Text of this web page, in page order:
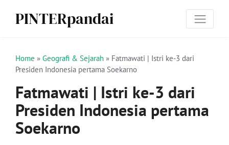
PINTERpandai
Home » Geografi & Sejarah » Fatmawati | Istri ke-3 dari
Presiden Indonesia pertama Soekarno
Fatmawati | Istri ke-3 dari
Presiden Indonesia pertama
Soekarno